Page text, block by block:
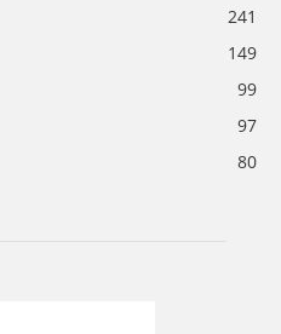
241
149
99
97
80